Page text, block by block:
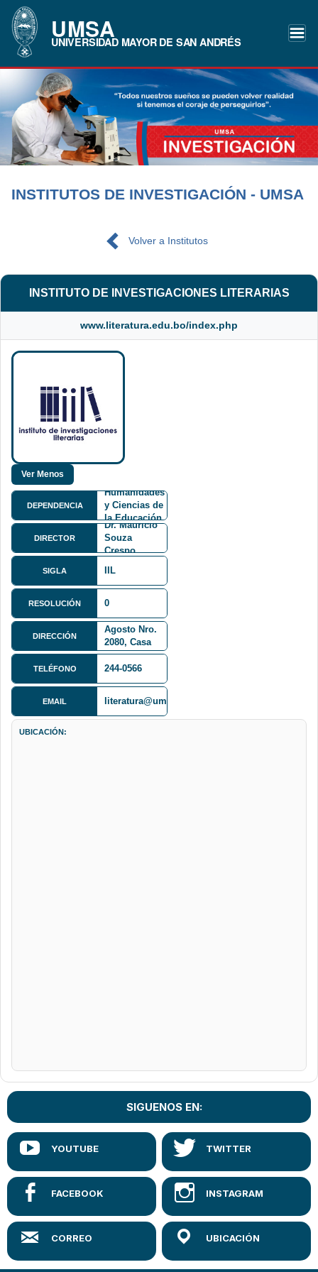
UMSA
UNIVERSIDAD MAYOR DE SAN ANDRÉS
INSTITUTOS DE INVESTIGACIÓN - UMSA
Volver a Institutos
INSTITUTO DE INVESTIGACIONES LITERARIAS
www.literatura.edu.bo/index.php
DEPENDENCIA
Humanidades
y Ciencias de
la Educación
FHCE
DIRECTOR
Dr. Mauricio
Souza
Crespo
SIGLA IIL
RESOLUCIÓN 0
DIRECCIÓN
Av. 6 de
Agosto Nro.
2080, Casa
Montes
TELÉFONO 244-0566
EMAIL literatura@umsa.bo
UBICACIÓN:
SIGUENOS EN: